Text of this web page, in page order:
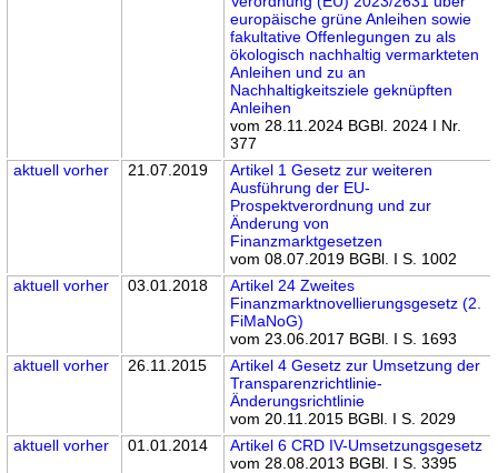
europäische grüne Anleihen sowie
fakultative Offenlegungen zu als
ökologisch nachhaltig vermarkteten
Anleihen und zu an
Nachhaltigkeitsziele geknüpften
Anleihen
vom 28.11.2024 BGBl. 2024 I Nr.
377
aktuell vorher 21.07.2019
Artikel 1 Gesetz zur weiteren
Ausführung der EU-
Prospektverordnung und zur
Änderung von
Finanzmarktgesetzen
vom 08.07.2019 BGBl. I S. 1002
aktuell vorher 03.01.2018
Artikel 24 Zweites
Finanzmarktnovellierungsgesetz (2.
FiMaNoG)
vom 23.06.2017 BGBl. I S. 1693
aktuell vorher 26.11.2015
Artikel 4 Gesetz zur Umsetzung der
Transparenzrichtlinie-
Änderungsrichtlinie
vom 20.11.2015 BGBl. I S. 2029
aktuell vorher 01.01.2014
Artikel 6 CRD IV-Umsetzungsgesetz
vom 28.08.2013 BGBl. I S. 3395